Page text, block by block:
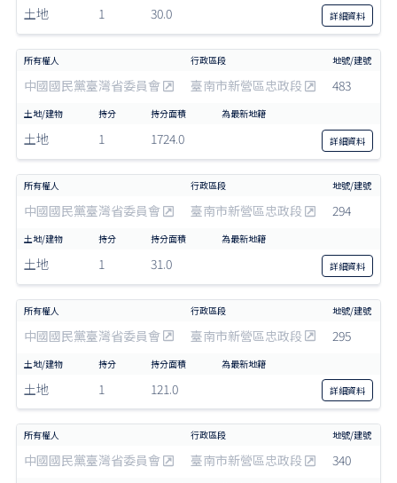
土地 1 30.0 詳細資料
中國國民黨臺灣省委員會 臺南市新營區忠政段 483
土地 1 1724.0 詳細資料
中國國民黨臺灣省委員會 臺南市新營區忠政段 294
土地 1 31.0 詳細資料
中國國民黨臺灣省委員會 臺南市新營區忠政段 295
土地 1 121.0 詳細資料
中國國民黨臺灣省委員會 臺南市新營區忠政段 340